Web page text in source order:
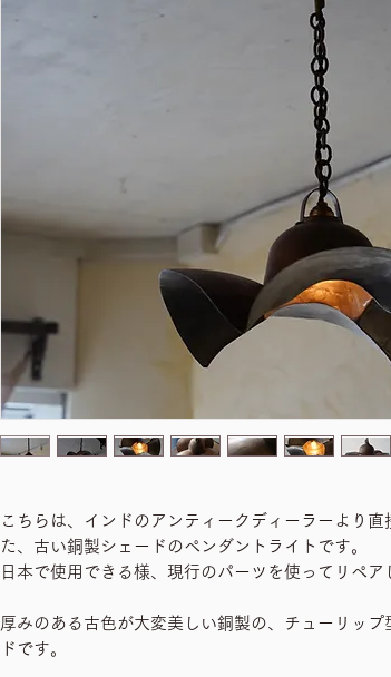
こちらは、インドのアンティークディーラーより直
た、古い銅製シェードのペンダントライトです。
日本で使用できる様、現行のパーツを使ってリペア
厚みのある古色が大変美しい銅製の、チューリップ
ドです。